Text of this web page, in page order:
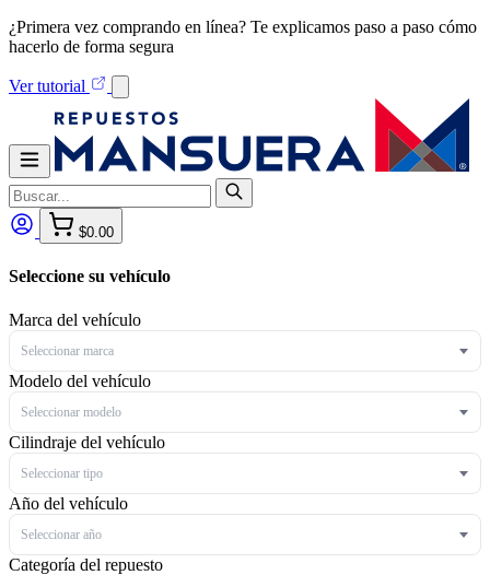
¿Primera vez comprando en línea? Te explicamos paso a paso cómo
hacerlo de forma segura
Ver tutorial
$0.00
Seleccione su vehículo
Marca del vehículo
Seleccionar marca
Modelo del vehículo
Seleccionar modelo
Cilindraje del vehículo
Seleccionar tipo
Año del vehículo
Seleccionar año
Categoría del repuesto